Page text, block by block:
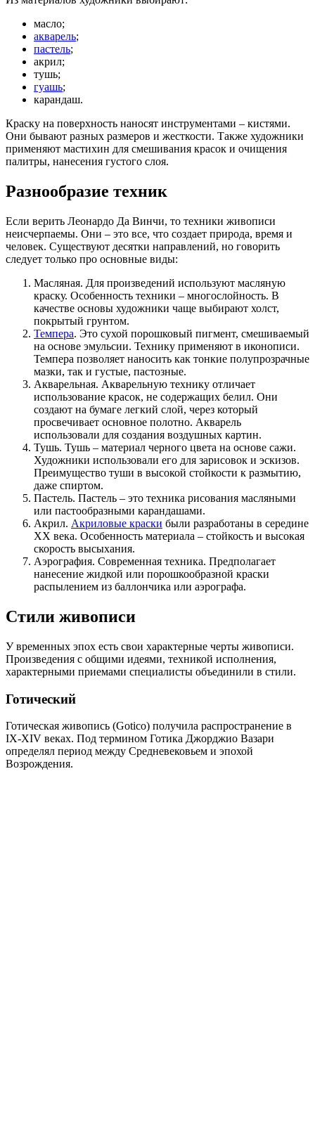
масло;
акварель;
пастель;
акрил;
тушь;
гуашь;
карандаш.
Краску на поверхность наносят инструментами – кистями.
Они бывают разных размеров и жесткости. Также художники
применяют мастихин для смешивания красок и очищения
палитры, нанесения густого слоя.
Разнообразие техник
Если верить Леонардо Да Винчи, то техники живописи
неисчерпаемы. Они – это все, что создает природа, время и
человек. Существуют десятки направлений, но говорить
следует только про основные виды:
Масляная. Для произведений используют масляную
краску. Особенность техники – многослойность. В
качестве основы художники чаще выбирают холст,
покрытый грунтом.
Темпера. Это сухой порошковый пигмент, смешиваемый
на основе эмульсии. Технику применяют в иконописи.
Темпера позволяет наносить как тонкие полупрозрачные
мазки, так и густые, пастозные.
Акварельная. Акварельную технику отличает
использование красок, не содержащих белил. Они
создают на бумаге легкий слой, через который
просвечивает основное полотно. Акварель
использовали для создания воздушных картин.
Тушь. Тушь – материал черного цвета на основе сажи.
Художники использовали его для зарисовок и эскизов.
Преимущество туши в высокой стойкости к размытию,
даже спиртом.
Пастель. Пастель – это техника рисования масляными
или пастообразными карандашами.
Акрил. Акриловые краски были разработаны в середине
XX века. Особенность материала – стойкость и высокая
скорость высыхания.
Аэрография. Современная техника. Предполагает
нанесение жидкой или порошкообразной краски
распылением из баллончика или аэрографа.
Стили живописи
У временных эпох есть свои характерные черты живописи.
Произведения с общими идеями, техникой исполнения,
характерными приемами специалисты объединили в стили.
Готический
Готическая живопись (Gotico) получила распространение в
IX-XIV веках. Под термином Готика Джорджио Вазари
определял период между Средневековьем и эпохой
Возрождения.